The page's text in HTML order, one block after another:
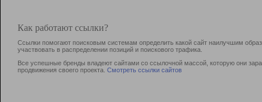
Как работают ссылки?
Ссылки помогают поисковым системам определить какой сайт наилучшим
участвовать в раcпределении позиций и поискового трафика.
Все успешные бренды владеют сайтами со ссылочной массой, которую они
продвижения своего проекта. Смотреть ссылки сайтов